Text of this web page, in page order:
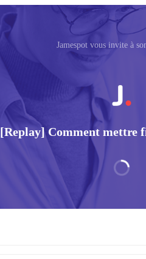
Jamespot vous invite à
[Replay] Comment mettre